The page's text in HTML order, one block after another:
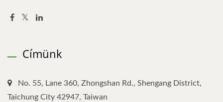
Címünk
No. 55, Lane 360, Zhongshan Rd., Shengang District,
Taichung City 42947, Taiwan